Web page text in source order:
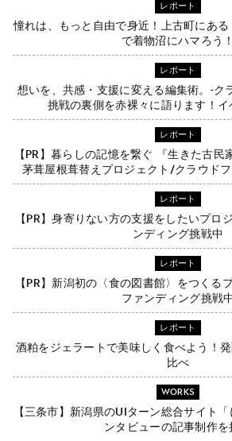
レポート
憧れは、もっと自由で身近！上古町にあ
で着物沼にハマろう！
レポート
想いを、共感・支援に変える編集術。-ク
挑戦の裏側を赤裸々に語ります！イ
レポート
【PR】暮らしの記憶を繋ぐ 『生きた古民
茅葺屋根葺替えプロジェクト/クラウド
レポート
【PR】身寄りない方の支援をしたいプロ
ンディング挑戦中
レポート
【PR】新潟初の〈食の図書館〉をつくる
ファンディング挑戦
レポート
酒粕をジェラートで美味しく食べよう！
比べ
WORKS
【三条市】新潟県のUIターン総合サイト
ンタビューの記事制作を